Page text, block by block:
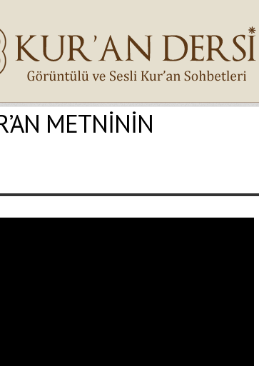
METNİNİN